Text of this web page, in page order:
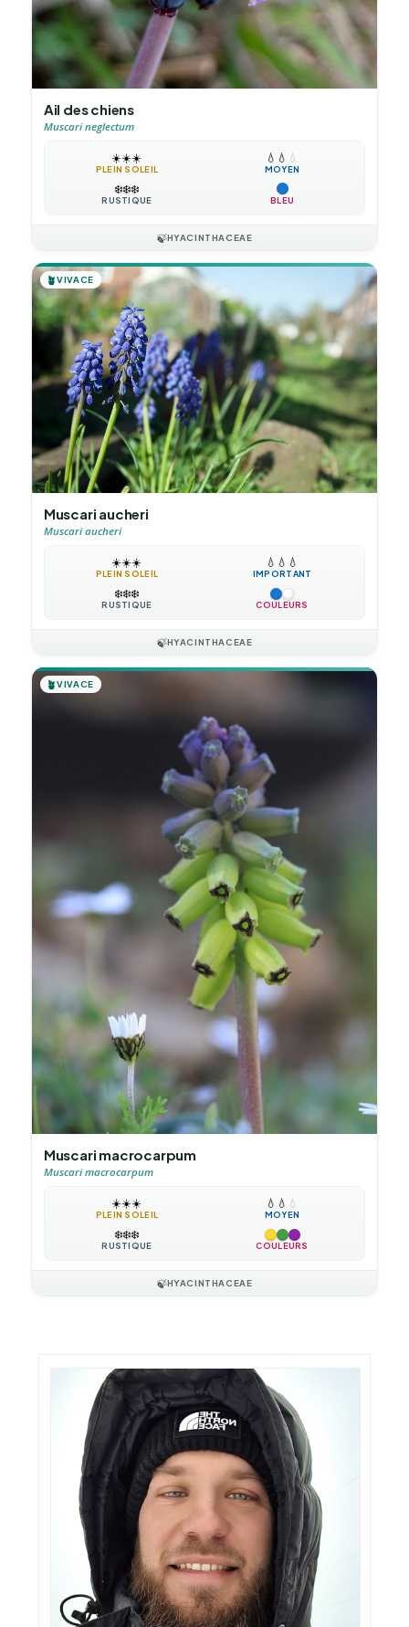
Ail des chiens
Muscari neglectum
☀️☀️☀️
PLEIN SOLEIL
💧 💧 💧
MOYEN
❄️❄️❄️
RUSTIQUE BLEU
🍃HYACINTHACEAE
🪴VIVACE
Muscari aucheri
Muscari aucheri
☀️☀️☀️
PLEIN SOLEIL
💧 💧 💧
IMPORTANT
❄️❄️❄️
RUSTIQUE COULEURS
🍃HYACINTHACEAE
🪴VIVACE
Muscari macrocarpum
Muscari macrocarpum
☀️☀️☀️
PLEIN SOLEIL
💧 💧 💧
MOYEN
❄️❄️❄️
RUSTIQUE COULEURS
🍃HYACINTHACEAE